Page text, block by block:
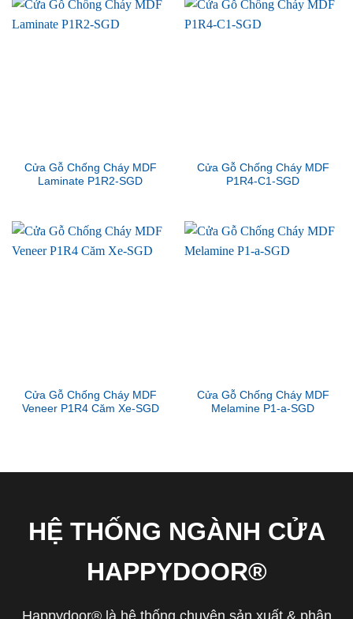
Cửa Gỗ Chống Cháy MDF
Laminate P1R2-SGD
Cửa Gỗ Chống Cháy MDF
P1R4-C1-SGD
Cửa Gỗ Chống Cháy MDF
Veneer P1R4 Căm Xe-SGD
Cửa Gỗ Chống Cháy MDF
Melamine P1-a-SGD
HỆ THỐNG NGÀNH CỬA
HAPPYDOOR®
Happydoor® là hệ thống chuyên sản xuất & phân